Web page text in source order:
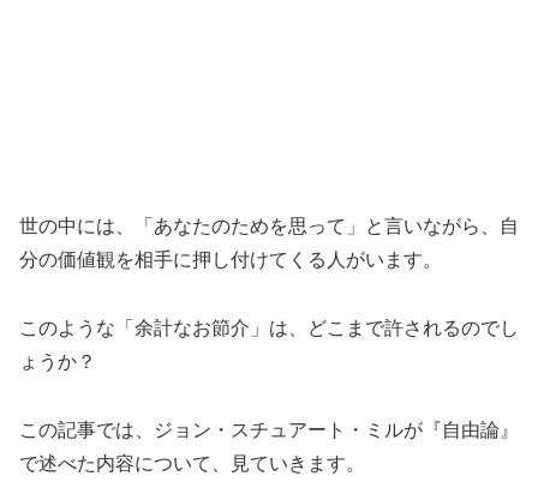
世の中には、「あなたのためを思って」と言いながら、自
分の価値観を相手に押し付けてくる人がいます。
このような「余計なお節介」は、どこまで許されるのでし
ょうか？
この記事では、ジョン・スチュアート・ミルが『自由論』
で述べた内容について、見ていきます。